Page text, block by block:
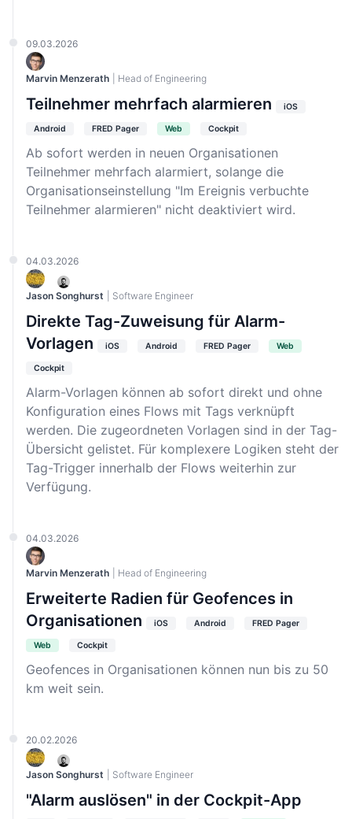
09.03.2026
Marvin Menzerath | Head of Engineering
Teilnehmer mehrfach alarmieren iOS
Android FRED Pager Web Cockpit
Ab sofort werden in neuen Organisationen
Teilnehmer mehrfach alarmiert, solange die
Organisationseinstellung "Im Ereignis verbuchte
Teilnehmer alarmieren" nicht deaktiviert wird.
04.03.2026
Jason Songhurst | Software Engineer
Direkte Tag-Zuweisung für Alarm-
Vorlagen
iOS Android FRED Pager Web
Cockpit
Alarm-Vorlagen können ab sofort direkt und ohne
Konfiguration eines Flows mit Tags verknüpft
werden. Die zugeordneten Vorlagen sind in der Tag-
Übersicht gelistet. Für komplexere Logiken steht der
Tag-Trigger innerhalb der Flows weiterhin zur
Verfügung.
04.03.2026
Marvin Menzerath | Head of Engineering
Erweiterte Radien für Geofences in
Organisationen
iOS Android FRED Pager
Web Cockpit
Geofences in Organisationen können nun bis zu 50
km weit sein.
20.02.2026
Jason Songhurst | Software Engineer
"Alarm auslösen" in der Cockpit-App